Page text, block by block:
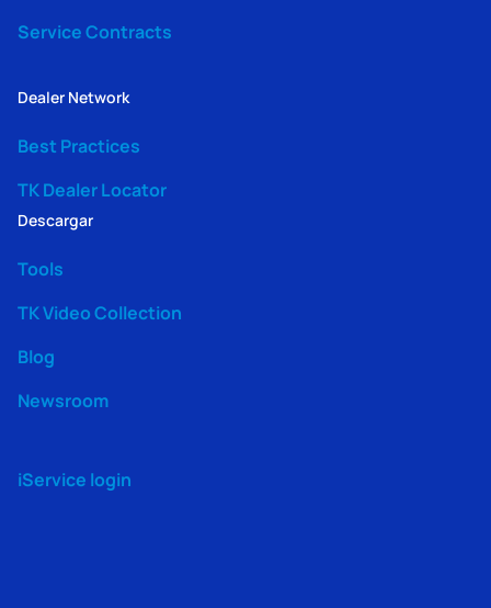
Service Contracts
Dealer Network
Best Practices
TK Dealer Locator
Descargar
Tools
TK Video Collection
Blog
Newsroom
iService login